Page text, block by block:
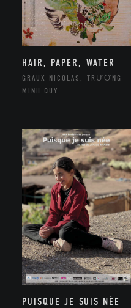
HAIR, PAPER, WATER
GRAUX NICOLAS, TRƯƠNG
MINH QUÝ
PUISQUE JE SUIS NÉE